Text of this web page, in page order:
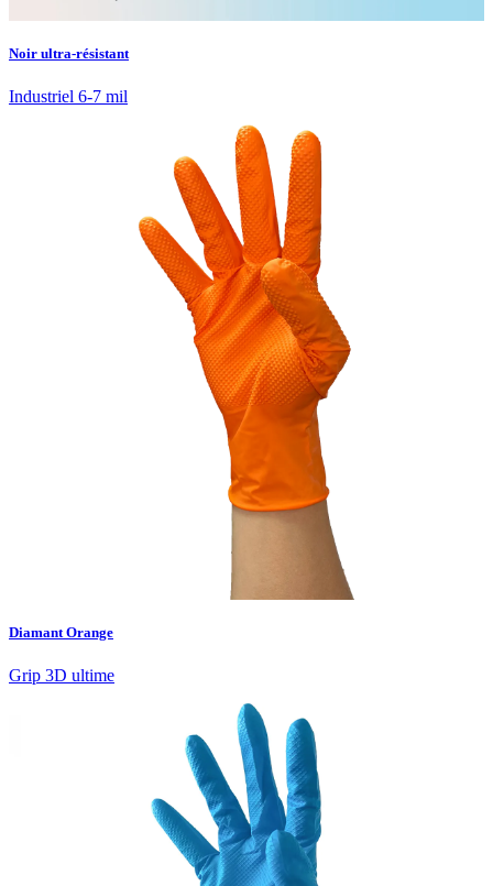
Noir ultra-résistant
Industriel 6-7 mil
Diamant Orange
Grip 3D ultime